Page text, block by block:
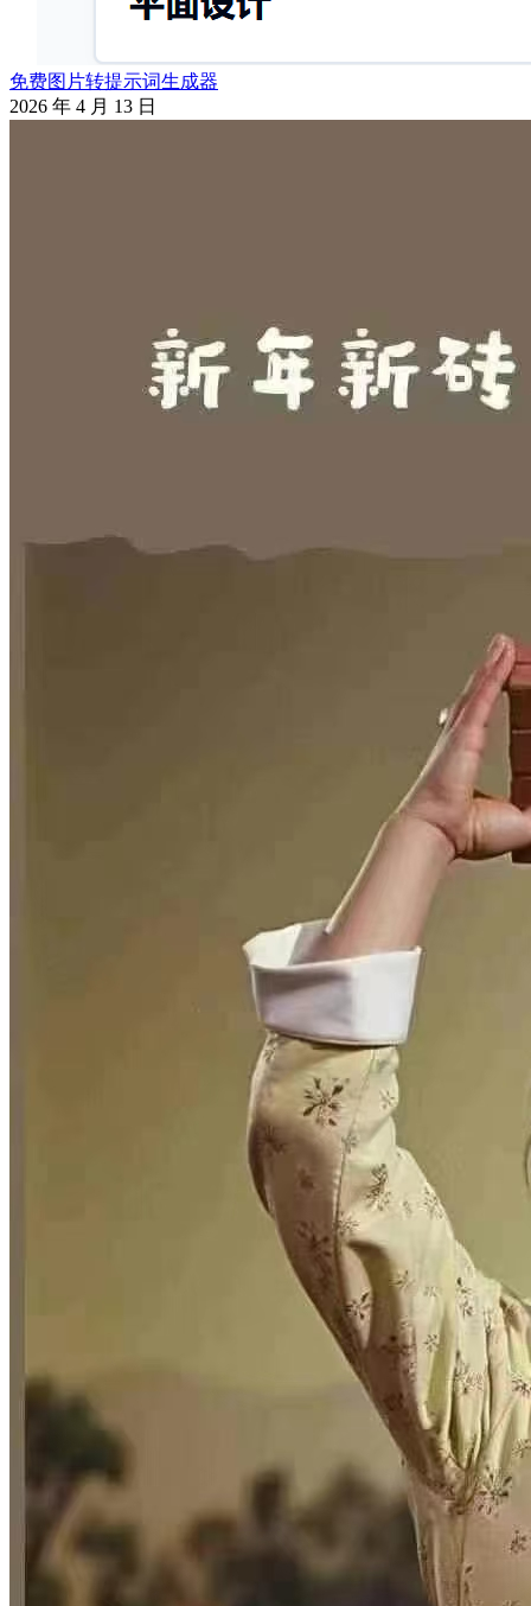
免费图片转提示词生成器
2026 年 4 月 13 日